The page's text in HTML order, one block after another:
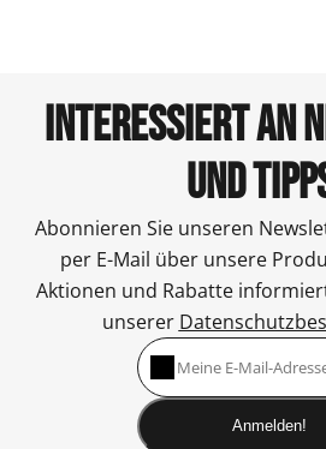
INTERESSIERT AN
UND
Abonnieren Sie unseren
per E-Mail über unsere
Aktionen und Rabatte
unserer
Anmelden!